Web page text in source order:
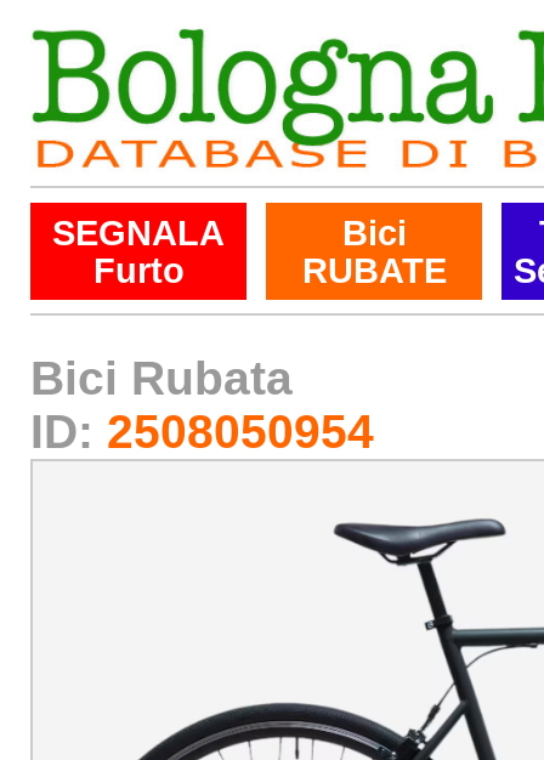
SEGNALA
Furto
Bici
RUBATE
Bici Rubata
ID: 2508050954